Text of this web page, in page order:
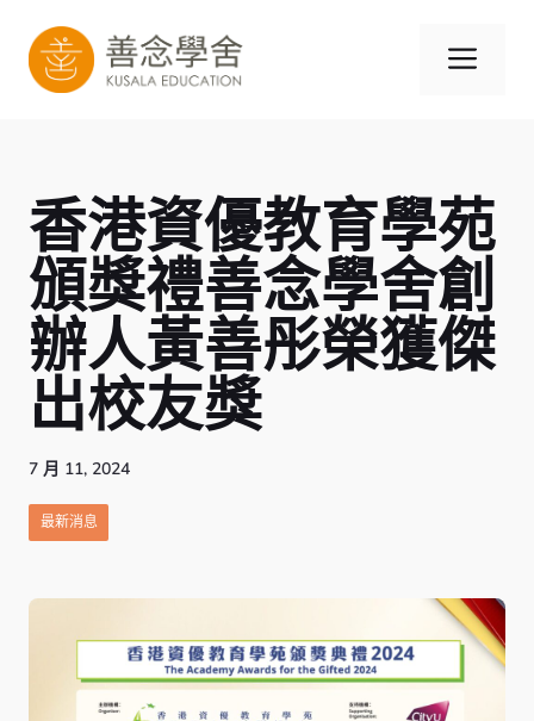
選
香港資優教育學苑
頒獎禮善念學舍創
辦人黃善彤榮獲傑
出校友獎
7 月 11, 2024
最新消息